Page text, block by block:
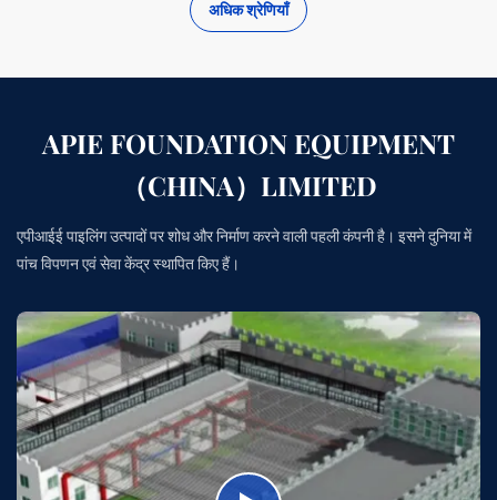
अधिक श्रेणियाँ
APIE FOUNDATION EQUIPMENT
（CHINA）LIMITED
एपीआईई पाइलिंग उत्पादों पर शोध और निर्माण करने वाली पहली कंपनी है। इसने दुनिया में
पांच विपणन एवं सेवा केंद्र स्थापित किए हैं।